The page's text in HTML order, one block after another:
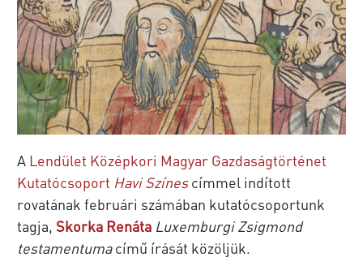
A Lendület Középkori Magyar Gazdaságtörténet
Kutatócsoport Havi Színescímmel indított
rovatának februári számában kutatócsoportunk
tagja, Skorka Renáta Luxemburgi Zsigmond
testamentumacímű írását közöljük.